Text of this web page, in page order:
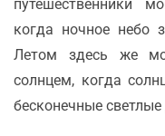
путешественники
когда ночное небо
Летом здесь же
солнцем, когда
бесконечные светлые